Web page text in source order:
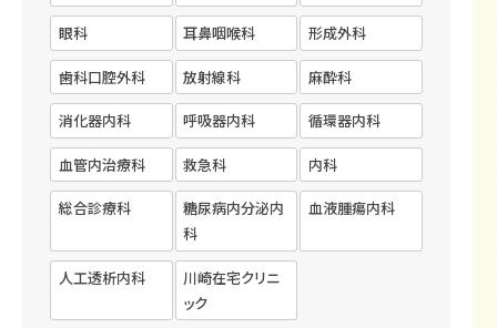
眼科 耳鼻咽喉科 形成外科
歯科口腔外科 放射線科 麻酔科
消化器内科 呼吸器内科 循環器内科
血管内治療科 救急科 内科
総合診療科
糖尿病内分泌内
科
血液腫瘍内科
人工透析内科
川崎在宅クリニ
ック